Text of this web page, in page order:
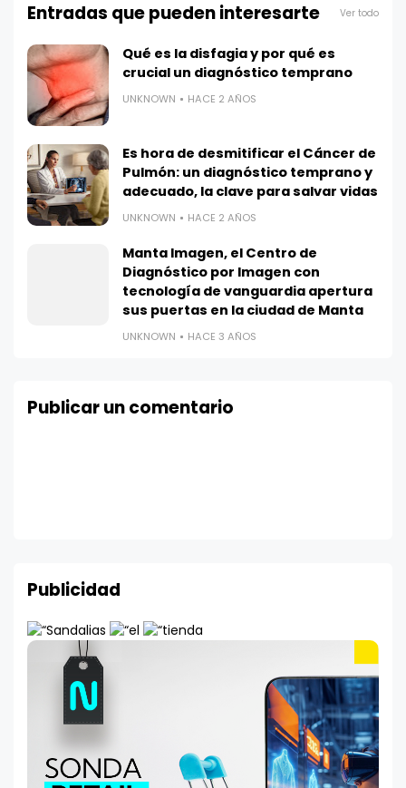
Entradas que pueden interesarte Ver todo
Qué es la disfagia y por qué es
crucial un diagnóstico temprano
UNKNOWN HACE 2 AÑOS
Es hora de desmitificar el Cáncer de
Pulmón: un diagnóstico temprano y
adecuado, la clave para salvar vidas
UNKNOWN HACE 2 AÑOS
Manta Imagen, el Centro de
Diagnóstico por Imagen con
tecnología de vanguardia apertura
sus puertas en la ciudad de Manta
UNKNOWN HACE 3 AÑOS
Publicar un comentario
Publicidad